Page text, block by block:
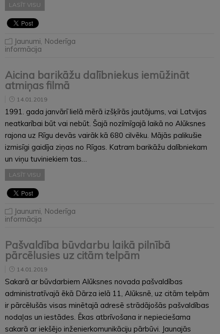
LASĪT VISU
Jaunumi Noderīga
informācija
Aicina barikāžu dalībniekus iemūžināt
atmiņas filmā
14.01.2019
1991. gada janvārī lielā mērā izšķīrās jautājums, vai Latvijas
neatkarībai būt vai nebūt. Šajā nozīmīgajā laikā no Alūksnes
rajona uz Rīgu devās vairāk kā 680 cilvēku. Mājās palikušie
izmisīgi gaidīja ziņas no Rīgas. Katram barikāžu dalībniekam
un viņu tuviniekiem tas…
LASĪT VISU
Jaunumi Noderīga
informācija
Pašvaldība būvdarbu laikā pilnībā
pārcēlusies uz citām telpām
14.01.2019
Sakarā ar būvdarbiem Alūksnes novada pašvaldības
administratīvajā ēkā Dārza ielā 11, Alūksnē, uz citām telpām
ir pārcēlušās visas minētajā adresē strādājošās pašvaldības
nodaļas un iestādes. Ēkas atbrīvošana ir nepieciešama
sakarā ar iekšējo inženierkomunikāciju pārbūvi. Jaunajās